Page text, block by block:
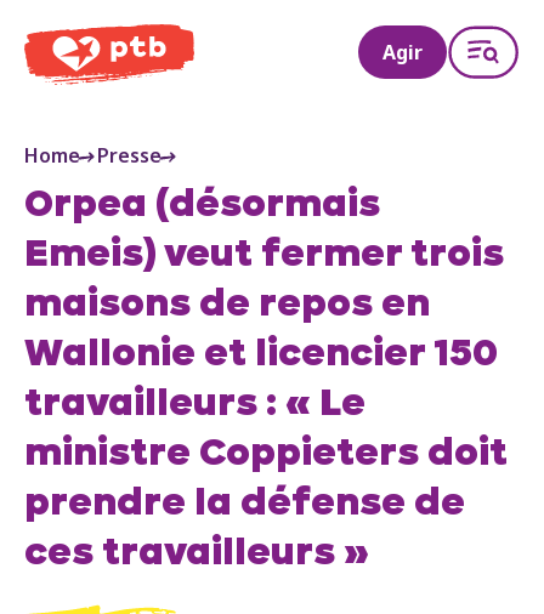
PTB
Agir
Home Presse
Orpea (désormais
Emeis) veut fermer trois
maisons de repos en
Wallonie et licencier 150
travailleurs : « Le
ministre Coppieters doit
prendre la défense de
ces travailleurs »